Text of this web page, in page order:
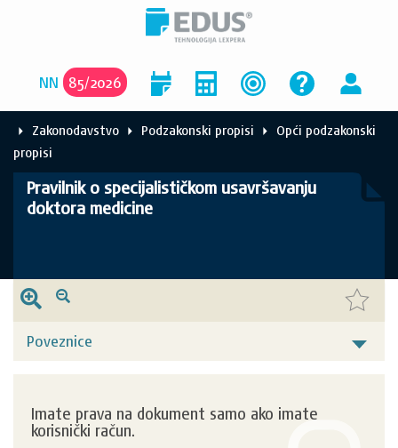
NN 85/2026
Zakonodavstvo Podzakonski propisi
Opći podzakonski
propisi
Pravilnik o specijalističkom usavršavanju
doktora medicine
Poveznice
Imate prava na dokument samo ako imate
korisnički račun.